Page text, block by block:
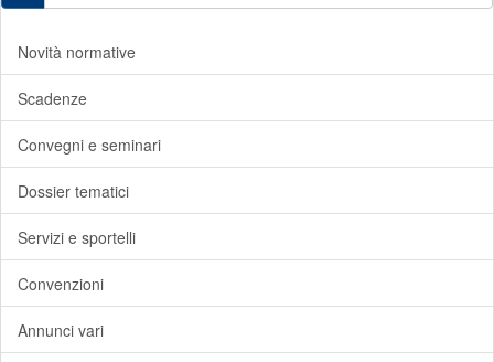
Novità normative
Scadenze
Convegni e seminari
Dossier tematici
Servizi e sportelli
Convenzioni
Annunci vari